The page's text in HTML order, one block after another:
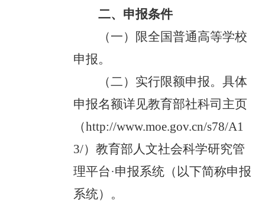
二、申报条件
（一）限全国普通高等学校
申报。
（二）实行限额申报。具体
申报名额详见教育部社科司主页
（http://www.moe.gov.cn/s78/A1
3/）教育部人文社会科学研究管
理平台·申报系统（以下简称申报
系统）。